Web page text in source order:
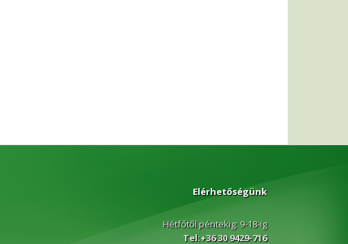
Elérhetőségünk
Hétfőtől péntekig: 9-18-ig
Tel:+36 30 9429-716